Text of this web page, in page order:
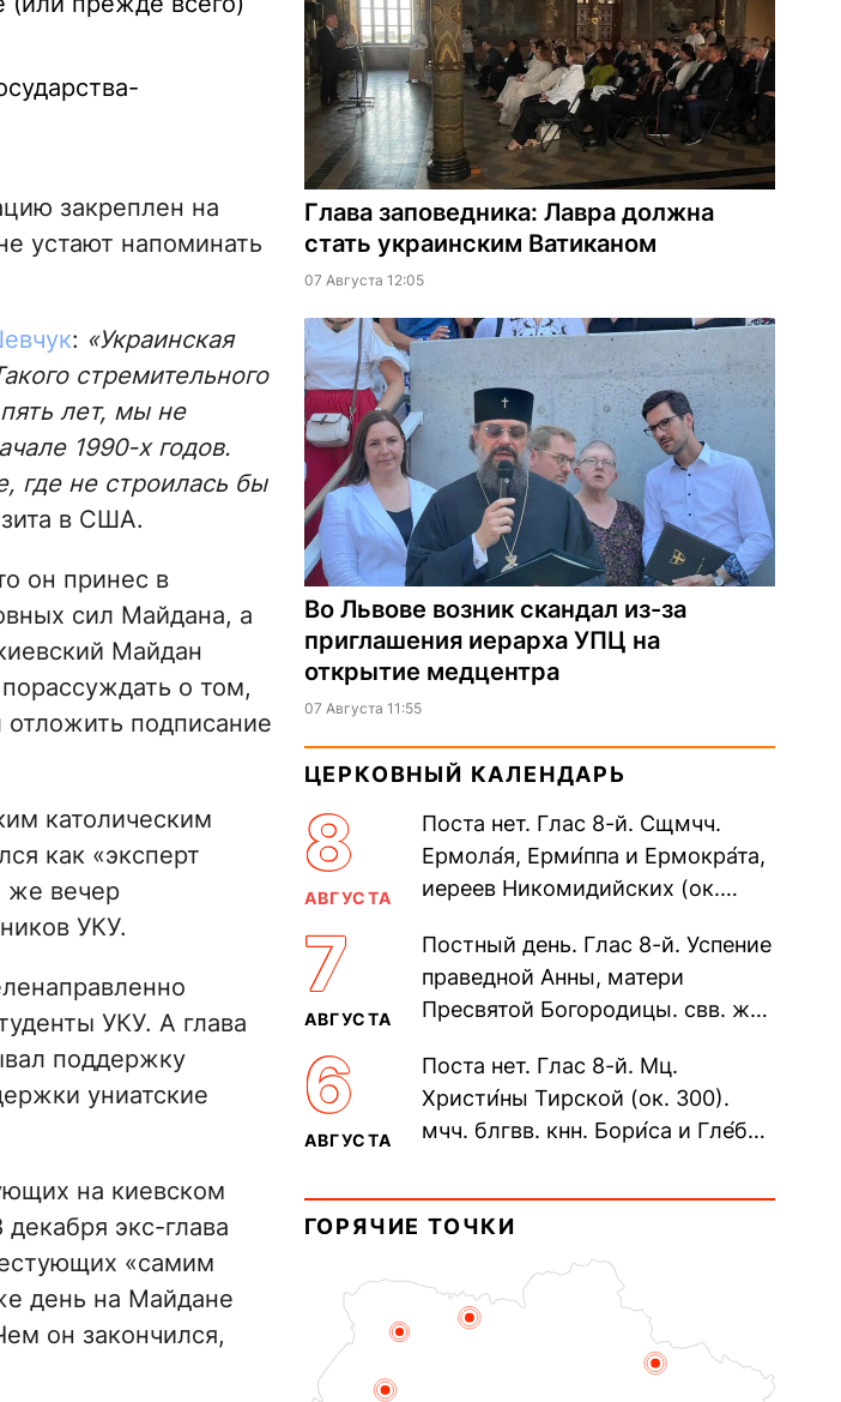
закреплен на
устают напоминать
: «Украинская
стремительного
лет, мы не
1990-х годов.
где не строилась бы
в США.
он принес в
сил Майдана, а
Майдан
о том,
подписание
католическим
как «эксперт
же вечер
УКУ.
УКУ. А глава
поддержку
униатские
на киевском
экс-глава
«самим
день на Майдане
он закончился,
Глава заповедника: Лавра должна
стать украинским Ватиканом
07 Августа 12:05
Во Львове возник скандал из-за
приглашения иерарха УПЦ на
открытие медцентра
07 Августа 11:55
ЦЕРКОВНЫЙ КАЛЕНДАРЬ
8
АВГУСТА
Поста нет. Глас 8-й. Сщмчч.
Ермола́я, Ерми́ппа и Ермокра́та,
иереев Никомидийских (ок.
Печерского, в Ближних
пещерах...
7
АВГУСТА
Постный день. Глас 8-й. Успение
праведной Анны, матери
Пресвятой Богородицы. свв. жен
прп. Евпракси́и девы,...
6
АВГУСТА
Поста нет. Глас 8-й. Мц.
Христи́ны Тирской (ок. 300).
мчч. блгвв. кнн. Бори́са и Гле́ба,
Дави́да (1015). Прп....
ГОРЯЧИЕ ТОЧКИ